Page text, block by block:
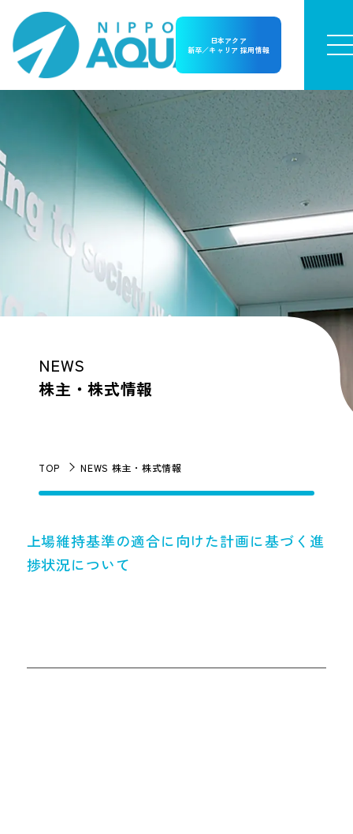
日本アクア
新卒／キャリア 採用情報
NEWS
株主・株式情報
TOP NEWS 株主・株式情報
上場維持基準の適合に向けた計画に基づく進
捗状況について